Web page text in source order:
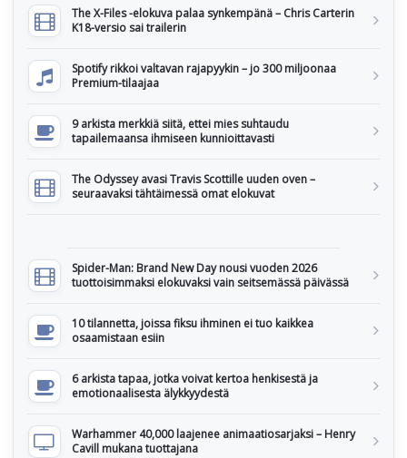
The X-Files -elokuva palaa synkempänä – Chris Carterin
K18-versio sai trailerin
Spotify rikkoi valtavan rajapyykin – jo 300 miljoonaa
Premium-tilaajaa
9 arkista merkkiä siitä, ettei mies suhtaudu
tapailemaansa ihmiseen kunnioittavasti
The Odyssey avasi Travis Scottille uuden oven –
seuraavaksi tähtäimessä omat elokuvat
Spider-Man: Brand New Day nousi vuoden 2026
tuottoisimmaksi elokuvaksi vain seitsemässä päivässä
10 tilannetta, joissa fiksu ihminen ei tuo kaikkea
osaamistaan esiin
6 arkista tapaa, jotka voivat kertoa henkisestä ja
emotionaalisesta älykkyydestä
Warhammer 40,000 laajenee animaatiosarjaksi – Henry
Cavill mukana tuottajana